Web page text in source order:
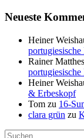
Neueste
Heiner
Rainer Matthes
Heiner
& Erbeskopf
Tom zu
clara grün zu
Suchen